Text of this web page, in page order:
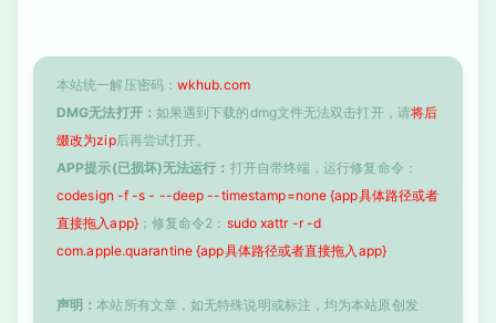
本站统一解压密码： wkhub.com
DMG无法打开： 如果遇到下载的dmg文件无法双击打开，请将后
缀改为zip后再尝试打开。
APP提示(已损坏)无法运行： 打开自带终端，运行修复命令：
codesign -f -s - --deep --timestamp=none {app具体路径或者
直接拖入app}；修复命令2： sudo xattr -r -d
com.apple.quarantine {app具体路径或者直接拖入app}
声明：本站所有文章，如无特殊说明或标注，均为本站原创发